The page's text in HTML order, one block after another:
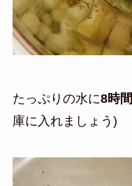
たっぷりの水に8時間
庫に入れましょう)